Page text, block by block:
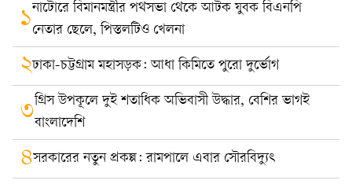
১নাটোরে বিমানমন্ত্রীর পথসভা থেকে আটক যুবক বিএনপি
নেতার ছেলে, পিস্তলটিও খেলনা
২ঢাকা-চট্টগ্রাম মহাসড়ক: আধা কিমিতে পুরো দুর্ভোগ
৩গ্রিস উপকূলে দুই শতাধিক অভিবাসী উদ্ধার, বেশির ভাগই
বাংলাদেশি
৪সরকারের নতুন প্রকল্প: রামপালে এবার সৌরবিদ্যুৎ